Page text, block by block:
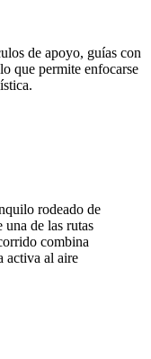
de apoyo, guías con
que permite enfocarse
rodeado de
una de las rutas
combina
activa al aire